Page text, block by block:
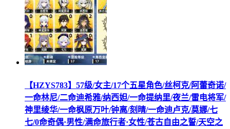
【HZYS783】57级/女主/17个五星角色/丝柯克/阿蕾奇诺/
一命林尼/二命迪希雅/纳西妲/一命提纳里/夜兰/雷电将军/
神里绫华/一命枫原万叶/钟离/刻晴/一命迪卢克/莫娜/七
七/0命奇偶·男性/满命旅行者·女性/苍古自由之誓/天空之